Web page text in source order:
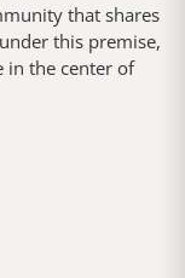
that shares
this premise,
in the center of